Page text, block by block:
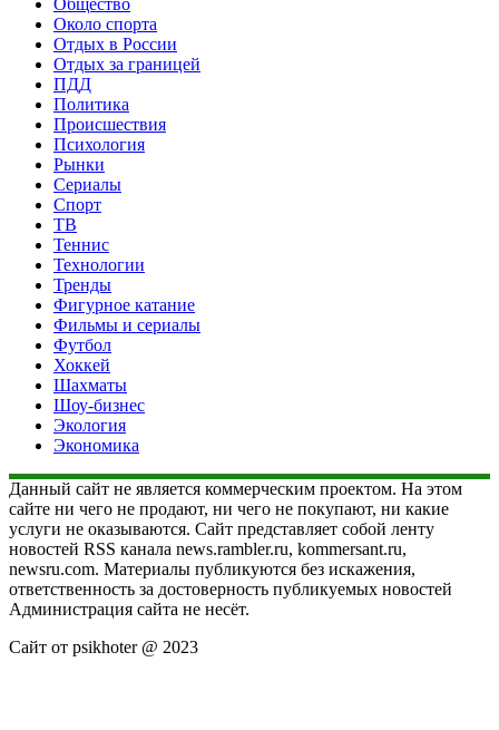
Около спорта
Отдых в России
Отдых за границей
ПДД
Политика
Происшествия
Психология
Рынки
Сериалы
Спорт
ТВ
Теннис
Технологии
Тренды
Фигурное катание
Фильмы и сериалы
Футбол
Хоккей
Шахматы
Шоу-бизнес
Экология
Экономика
Данный сайт не является коммерческим проектом. На этом
сайте ни чего не продают, ни чего не покупают, ни какие
услуги не оказываются. Сайт представляет собой ленту
новостей RSS канала news.rambler.ru, kommersant.ru,
newsru.com. Материалы публикуются без искажения,
ответственность за достоверность публикуемых новостей
Администрация сайта не несёт.
Сайт от psikhoter @ 2023